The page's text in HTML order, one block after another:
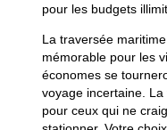
pour les budgets
La traversée
mémorable pour les
économes se
voyage incertaine.
pour ceux qui ne